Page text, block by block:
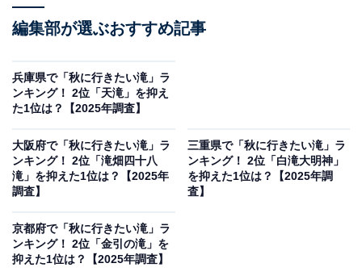
は厳かな雰囲気を醸し出しています。周辺は自然豊かな
木々が滝を鮮やかに彩り、多くの参拝者や観光客が訪れ
ます。
回答者からは「紅葉のシーズンに滝と紅葉の美しいコン
トラストを楽しむことができるからです。秋は比較的過
ごしやすい気候で、滝と紅葉が織りなす絶景を快適に観
県）、「滝のそばまで行けるので、気候が丁度良い秋の
季節に訪れてみたいと思いました」（40代女性／東京
編集部が選ぶおすすめ記事
兵庫県で「秋に行きたい滝」ラ
ンキング！ 2位「天滝」を抑え
た1位は？【2025年調査】
大阪府で「秋に行きたい滝」ラ
ンキング！ 2位「滝畑四十八
滝」を抑えた1位は？【2025年
調査】
三重県で「秋に行きたい滝」ラ
ンキング！ 2位「白滝大明神」
を抑えた1位は？【2025年調
査】
京都府で「秋に行きたい滝」ラ
ンキング！ 2位「金引の滝」を
抑えた1位は？【2025年調査】